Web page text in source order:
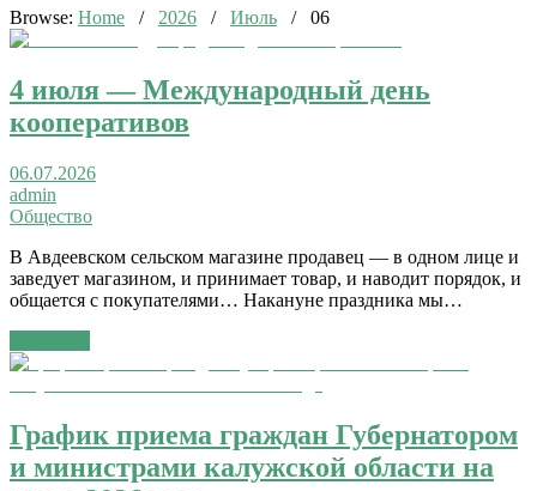
Browse: Home / 2026 / Июль / 06
4 июля — Международный день
кооперативов
06.07.2026
admin
Общество
В Авдеевском сельском магазине продавец — в одном лице и
заведует магазином, и принимает товар, и наводит порядок, и
общается с покупателями… Накануне праздника мы…
График приема граждан Губернатором
и министрами калужской области на